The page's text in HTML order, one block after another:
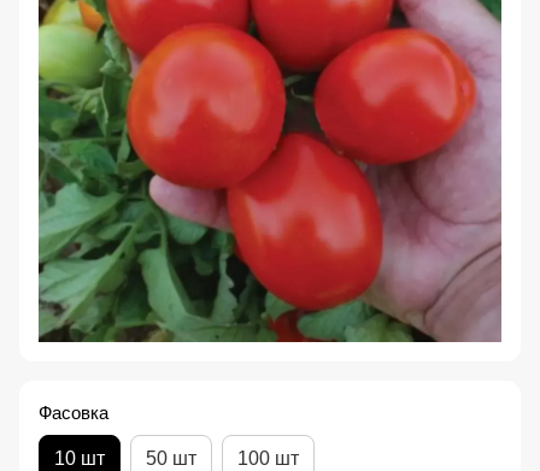
Фасовка
10 шт 50 шт 100 шт